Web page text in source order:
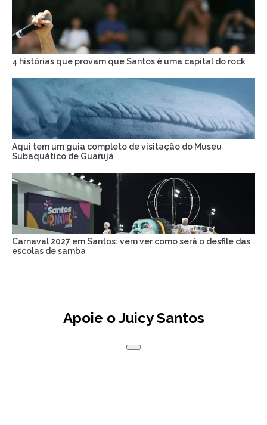
4 histórias que provam que Santos é uma capital do rock
Aqui tem um guia completo de visitação do Museu
Subaquático de Guarujá
Carnaval 2027 em Santos: vem ver como será o desfile das
escolas de samba
Apoie o Juicy Santos